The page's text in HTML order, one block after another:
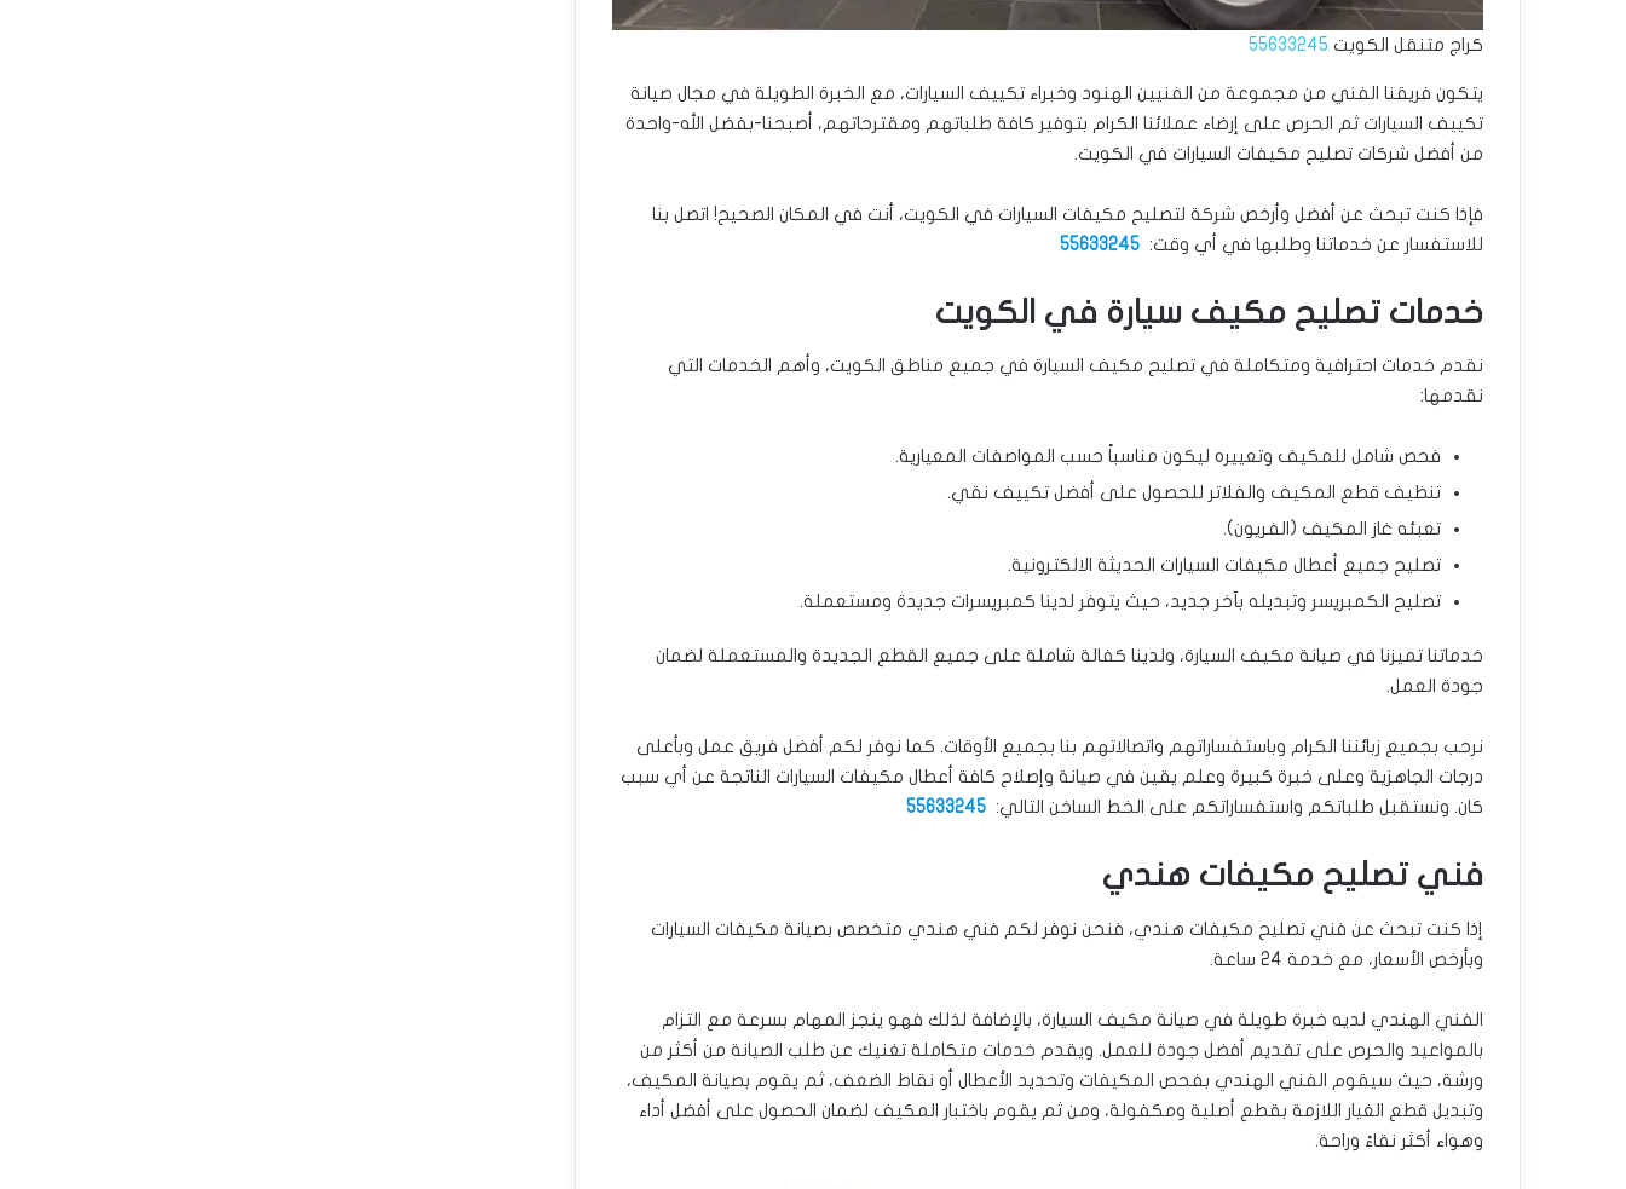
كراج متنقل الكويت 55633245
يتكون فريقنا الفني من مجموعة من الفنيين الهنود وخبراء تكييف السيارات، مع الخبرة الطويلة في مجال صيانة
تكييف السيارات ثم الحرص على إرضاء عملائنا الكرام بتوفير كافة طلباتهم ومقترحاتهم، أصبحنا-بفضل الله-واحدة
من أفضل شركات تصليح مكيفات السيارات في الكويت.
فإذا كنت تبحث عن أفضل وأرخص شركة لتصليح مكيفات السيارات في الكويت، أنت في المكان الصحيح! اتصل بنا
للاستفسار عن خدماتنا وطلبها في أي وقت: 55633245
خدمات تصليح مكيف سيارة في الكويت
نقدم خدمات احترافية ومتكاملة في تصليح مكيف السيارة في جميع مناطق الكويت، وأهم الخدمات التي
نقدمها:
فحص شامل للمكيف وتعييره ليكون مناسباً حسب المواصفات المعيارية.
تنظيف قطع المكيف والفلاتر للحصول على أفضل تكييف نقي.
تعبئه غاز المكيف (الفريون).
تصليح جميع أعطال مكيفات السيارات الحديثة الالكترونية.
تصليح الكمبريسر وتبديله بآخر جديد، حيث يتوفر لدينا كمبريسرات جديدة ومستعملة.
خدماتنا تميزنا في صيانة مكيف السيارة، ولدينا كفالة شاملة على جميع القطع الجديدة والمستعملة لضمان
جودة العمل.
نرحب بجميع زبائننا الكرام وباستفساراتهم واتصالاتهم بنا بجميع الأوقات. كما نوفر لكم أفضل فريق عمل وبأعلى
درجات الجاهزية وعلى خبرة كبيرة وعلم يقين في صيانة وإصلاح كافة أعطال مكيفات السيارات الناتجة عن أي سبب
كان. ونستقبل طلباتكم واستفساراتكم على الخط الساخن التالي: 55633245
فني تصليح مكيفات هندي
إذا كنت تبحث عن فني تصليح مكيفات هندي، فنحن نوفر لكم فني هندي متخصص بصيانة مكيفات السيارات
وبأرخص الأسعار، مع خدمة 24 ساعة.
الفني الهندي لديه خبرة طويلة في صيانة مكيف السيارة، بالإضافة لذلك فهو ينجز المهام بسرعة مع التزام
بالمواعيد والحرص على تقديم أفضل جودة للعمل. ويقدم خدمات متكاملة تغنيك عن طلب الصيانة من أكثر من
ورشة، حيث سيقوم الفني الهندي بفحص المكيفات وتحديد الأعطال أو نقاط الضعف، ثم يقوم بصيانة المكيف،
وتبديل قطع الغيار اللازمة بقطع أصلية ومكفولة، ومن ثم يقوم باختبار المكيف لضمان الحصول على أفضل أداء
وهواء أكثر نقاءً وراحة.